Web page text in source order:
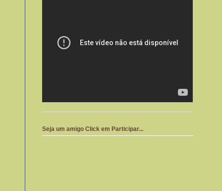
Seja um amigo Click em Participar...